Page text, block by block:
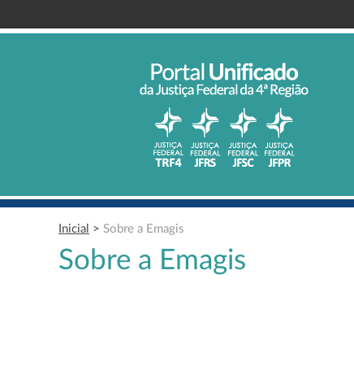
Inicial > Sobre a Emagis
Sobre a Emagis